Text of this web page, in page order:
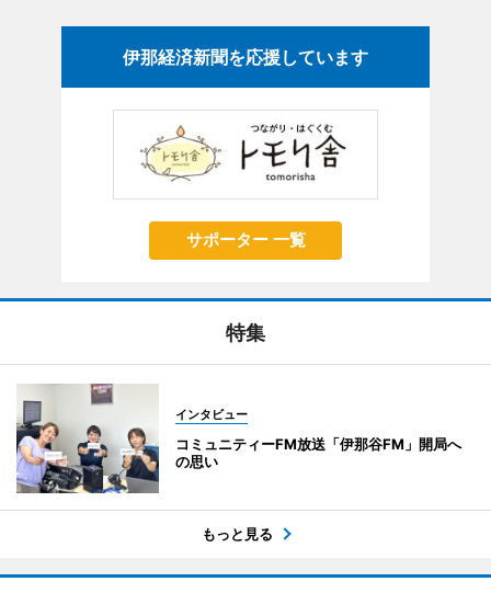
伊那経済新聞を応援しています
サポーター 一覧
特集
インタビュー
コミュニティーFM放送「伊那谷FM」開局へ
の思い
もっと見る